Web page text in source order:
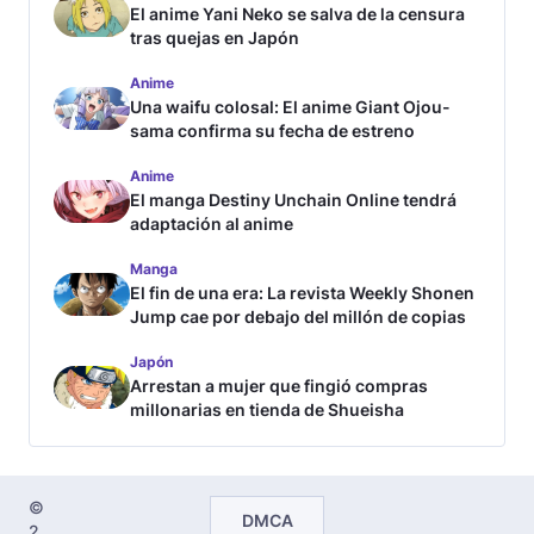
El anime Yani Neko se salva de la censura
tras quejas en Japón
Anime
Una waifu colosal: El anime Giant Ojou-
sama confirma su fecha de estreno
Anime
El manga Destiny Unchain Online tendrá
adaptación al anime
Manga
El fin de una era: La revista Weekly Shonen
Jump cae por debajo del millón de copias
Japón
Arrestan a mujer que fingió compras
millonarias en tienda de Shueisha
©
DMCA